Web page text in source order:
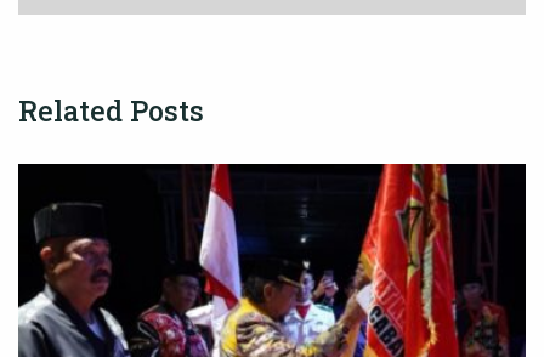
Related Posts